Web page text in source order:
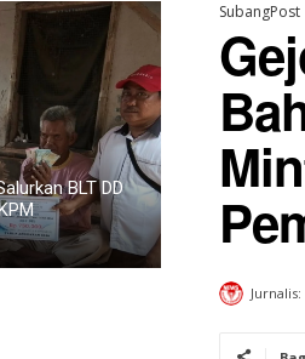
Meningkat,
Penyuluh
SUBANG
Empat Kades
Penataan
untuk
25 Juni 2026
SubangPost
Jurnalis: